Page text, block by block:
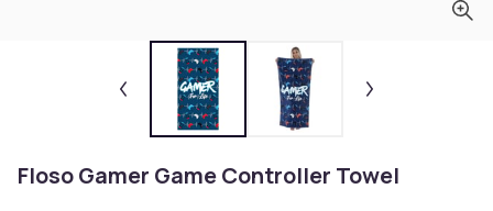
Floso Gamer Game Controller Towel